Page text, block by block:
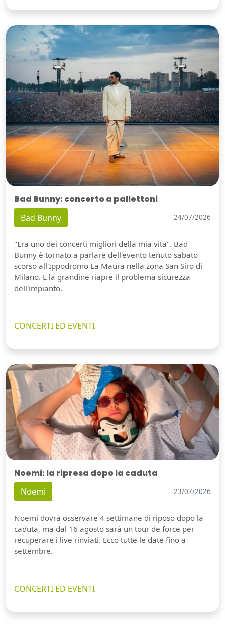
Bad Bunny: concerto a pallettoni
Bad Bunny 24/07/2026
"Era uno dei concerti migliori della mia vita". Bad
Bunny è tornato a parlare dell'evento tenuto sabato
scorso all'Ippodromo La Maura nella zona San Siro di
Milano. E la grandine riapre il problema sicurezza
dell'impianto.
CONCERTI ED EVENTI
Noemi: la ripresa dopo la caduta
Noemi 23/07/2026
Noemi dovrà osservare 4 settimane di riposo dopo la
caduta, ma dal 16 agosto sarà un tour de force per
recuperare i live rinviati. Ecco tutte le date fino a
settembre.
CONCERTI ED EVENTI